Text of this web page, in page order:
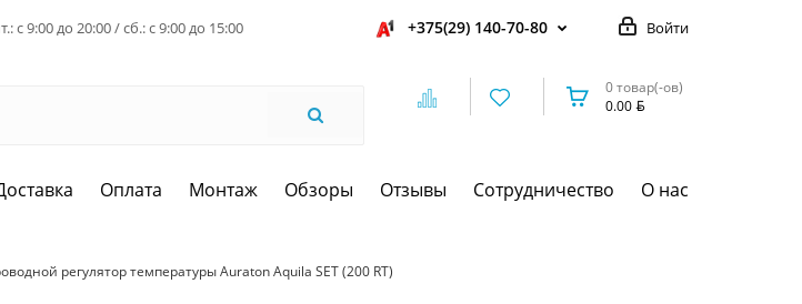
с 9:00 до 20:00 / сб.: с 9:00 до 15:00 Войти
+375(29) 140-70-80
0 товар(-ов)
0.00
Оплата Монтаж Обзоры Отзывы Сотрудничество О нас
регулятор температуры Auraton Aquila SET (200 RT)